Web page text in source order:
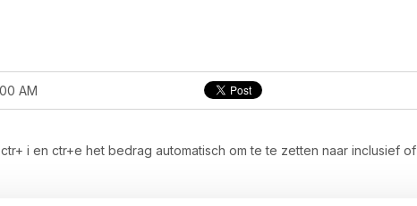
AM
i en ctr+e het bedrag automatisch om te te zetten naar inclusief of